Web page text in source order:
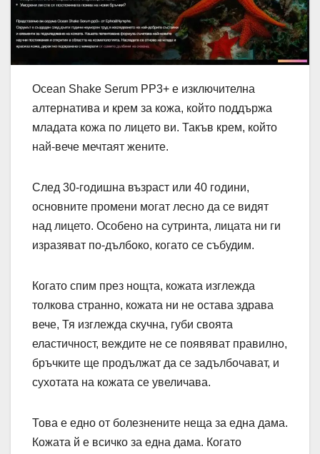
Ocean Shake Serum PP3+ е изключителна
алтернатива и крем за кожа, който поддържа
младата кожа по лицето ви. Такъв крем, който
най-вече мечтаят жените.
След 30-годишна възраст или 40 години,
основните промени могат лесно да се видят
над лицето. Особено на сутринта, лицата ни ги
изразяват по-дълбоко, когато се събудим.
Когато спим през нощта, кожата изглежда
толкова странно, кожата ни не остава здрава
вече, Тя изглежда скучна, губи своята
еластичност, веждите не се появяват правилно,
бръчките ще продължат да се задълбочават, и
сухотата на кожата се увеличава.
Това е едно от болезнените неща за една дама.
Кожата й е всичко за една дама. Когато